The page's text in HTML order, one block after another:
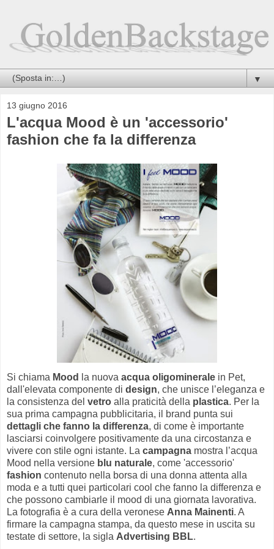
▼
13 giugno 2016
L'acqua Mood è un 'accessorio'
fashion che fa la differenza
Si chiama Mood la nuova acqua oligominerale in Pet,
dall'elevata componente di design, che unisce l’eleganza e
la consistenza del vetro alla praticità della plastica. Per la
sua prima campagna pubblicitaria, il brand punta sui
dettagli che fanno la differenza, di come è importante
lasciarsi coinvolgere positivamente da una circostanza e
vivere con stile ogni istante. La campagna mostra l’acqua
Mood nella versione blu naturale, come 'accessorio'
fashion contenuto nella borsa di una donna attenta alla
moda e a tutti quei particolari cool che fanno la differenza e
che possono cambiarle il mood di una giornata lavorativa.
La fotografia è a cura della veronese Anna Mainenti. A
firmare la campagna stampa, da questo mese in uscita su
testate di settore, la sigla Advertising BBL.